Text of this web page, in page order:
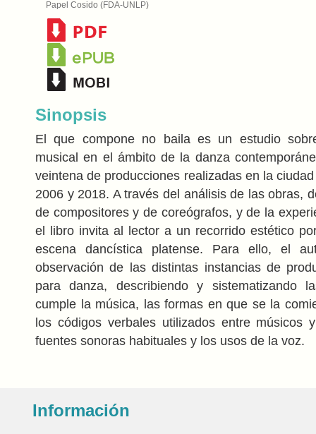
Papel Cosido (FDA-UNLP)
Sinopsis
El que compone no baila es un estudio
musical en el ámbito de la danza
veintena de producciones realizadas en la
2006 y 2018. A través del análisis de las obras,
de compositores y de coreógrafos, y de la
el libro invita al lector a un recorrido estético
escena dancística platense. Para ello, el
observación de las distintas instancias de
para danza, describiendo y sistematizando
cumple la música, las formas en que se la
los códigos verbales utilizados entre músicos
fuentes sonoras habituales y los usos de la voz.
Información